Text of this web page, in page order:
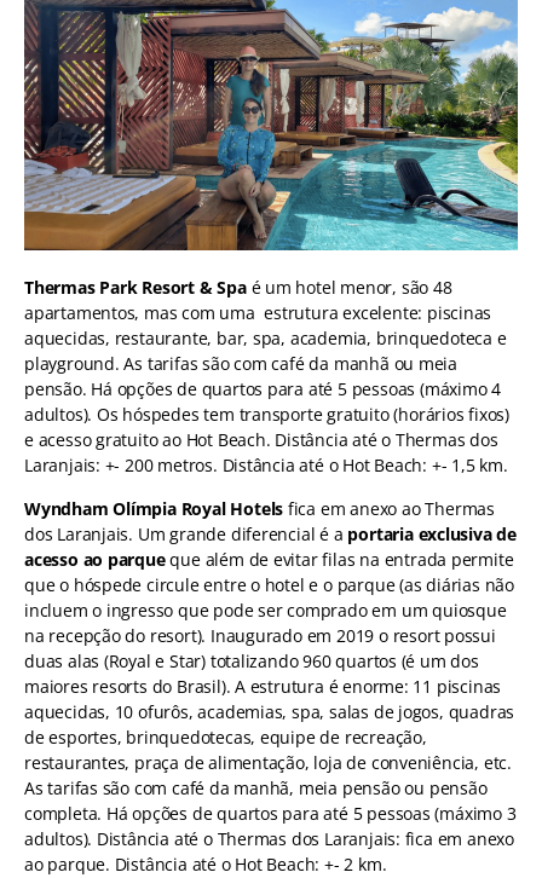
Thermas Park Resort & Spaé um hotel menor, são 48
apartamentos, mas com uma estrutura excelente: piscinas
aquecidas, restaurante, bar, spa, academia, brinquedoteca e
playground. As tarifas são com café da manhã ou meia
pensão. Há opções de quartos para até 5 pessoas (máximo 4
adultos). Os hóspedes tem transporte gratuito (horários fixos)
e acesso gratuito ao Hot Beach. Distância até o Thermas dos
Laranjais: +- 200 metros. Distância até o Hot Beach: +- 1,5 km.
Wyndham Olímpia Royal Hotels fica em anexo ao Thermas
dos Laranjais. Um grande diferencial é a portaria exclusiva de
acesso ao parqueque além de evitar filas na entrada permite
que o hóspede circule entre o hotel e o parque (as diárias não
incluem o ingresso que pode ser comprado em um quiosque
na recepção do resort). Inaugurado em 2019 o resort possui
duas alas (Royal e Star) totalizando 960 quartos (é um dos
maiores resorts do Brasil). A estrutura é enorme: 11 piscinas
aquecidas, 10 ofurôs, academias, spa, salas de jogos, quadras
de esportes, brinquedotecas, equipe de recreação,
restaurantes, praça de alimentação, loja de conveniência, etc.
As tarifas são com café da manhã, meia pensão ou pensão
completa. Há opções de quartos para até 5 pessoas (máximo 3
adultos). Distância até o Thermas dos Laranjais: fica em anexo
ao parque. Distância até o Hot Beach: +- 2 km.